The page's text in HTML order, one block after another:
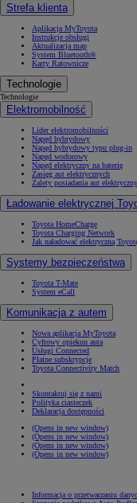
Strefa klienta
Aplikacja MyToyota
Instrukcje obsługi
Aktualizacja map
System Bluetooth®
Karty Ratownicze
Technologie
Technologie
Elektromobilność
Lider elektromobilności
Napęd hybrydowy
Napęd hybrydowy typu plug-in
Napęd wodorowy
Napęd elektryczny na baterię
Zasięg aut elektrycznych
Zalety posiadania aut
Ładowanie elektrycznej
Toyota HomeCharge
Toyota Charging Network
Jak naładować elektryczną
Systemy bezpieczeństwa
Toyota T-Mate
System eCall
Komunikacja z autem
Nowa aplikacja MyToyota
Cyfrowy opiekun auta
Usługi Connected
Płatne subskrypcje
Toyota Connectivity Match
Skontaktuj się z nami
Polityka ciasteczek
Deklaracja dostępności
(Opens in new window)
(Opens in new window)
(Opens in new window)
(Opens in new window)
Informacja o przetwarzaniu